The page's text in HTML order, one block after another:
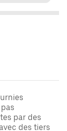
par des
des tiers